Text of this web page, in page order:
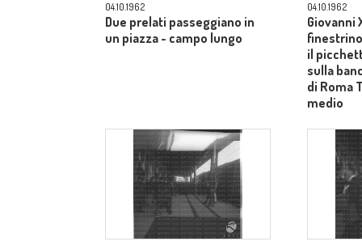
04.10.1962
Due prelati passeggiano in
un piazza - campo lungo
04.10.1962
Giovanni
il
sulla
di Roma
medio